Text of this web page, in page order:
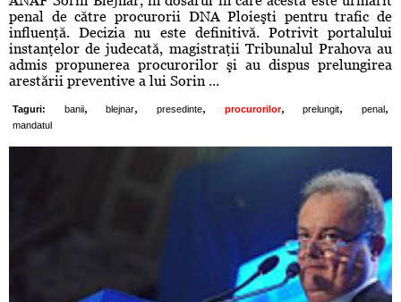
penal de către procurorii DNA Ploieşti pentru trafic de
influenţă. Decizia nu este definitivă. Potrivit portalului
instanţelor de judecată, magistraţii Tribunalul Prahova au
admis propunerea procurorilor şi au dispus prelungirea
arestării preventive a lui Sorin ...
Taguri: banii, blejnar, presedinte, procurorilor, prelungit, penal ,
mandatul